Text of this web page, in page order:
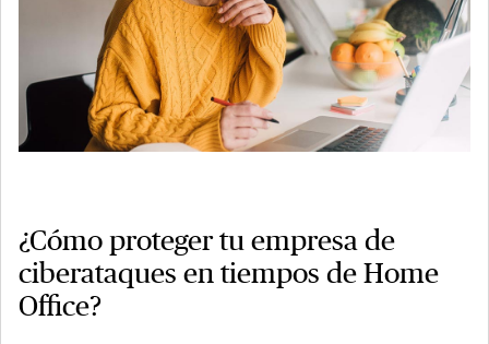
¿Cómo proteger tu empresa de
ciberataques en tiempos de Home
Office?